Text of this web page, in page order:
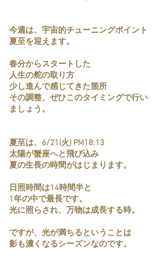
今週は、宇宙的チューニングポイント
夏至を迎えます。
春分からスタートした
人生の舵の取り方
少し進んで感じてきた箇所
その調整、ぜひこのタイミングで行い
ましょう。
夏至は、6/21(火) PM18:13
太陽が蟹座へと飛び込み
夏の生長の時間がはじまります。
日照時間は14時間半と
1年の中で最長です。
光に照らされ、万物は成長する時。
ですが、光が満ちるということは
影も濃くなるシーズンなのです。